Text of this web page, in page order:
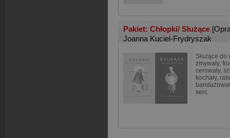
Pakiet: Chłopki/ Służące
Joanna Kuciel-Frydryszak
Służące do
zmywały,
cerowały,
kochały,
serc